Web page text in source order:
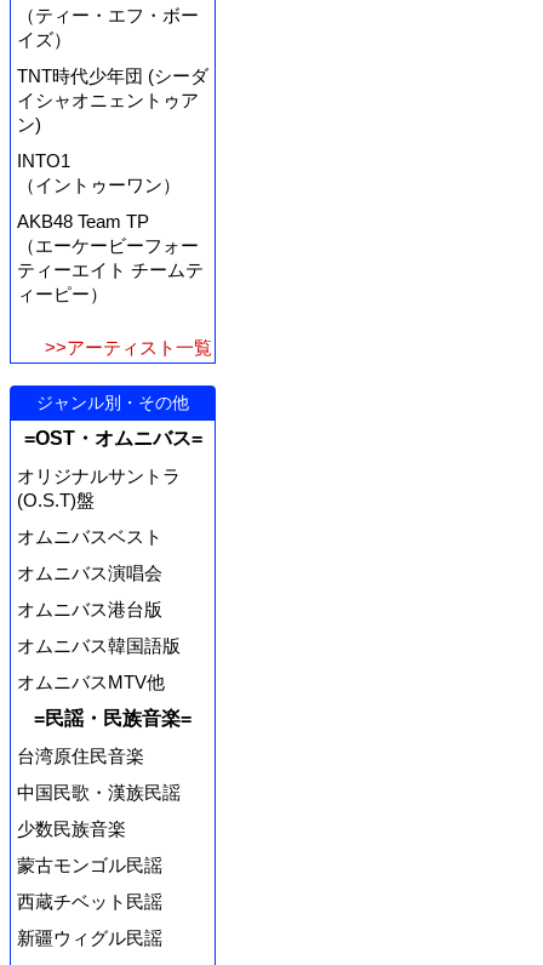
（ティー・エフ・ボー
イズ）
TNT時代少年団 (シーダ
イシャオニェントゥア
ン)
INTO1
（イントゥーワン）
AKB48 Team TP
（エーケービーフォー
ティーエイト チームテ
ィーピー）
>>アーティスト一覧
ジャンル別・その他
=OST・オムニバス=
オリジナルサントラ
(O.S.T)盤
オムニバスベスト
オムニバス演唱会
オムニバス港台版
オムニバス韓国語版
オムニバスMTV他
=民謡・民族音楽=
台湾原住民音楽
中国民歌・漢族民謡
少数民族音楽
蒙古モンゴル民謡
西蔵チベット民謡
新疆ウィグル民謡